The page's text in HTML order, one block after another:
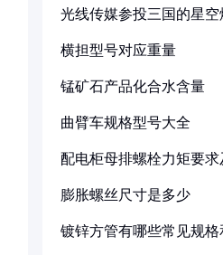
光线传媒参投三国的星空
横担型号对应重量
锰矿石产品化合水含量
曲臂车规格型号大全
配电柜母排螺栓力矩要
膨胀螺丝尺寸是多少
镀锌方管有哪些常见规格